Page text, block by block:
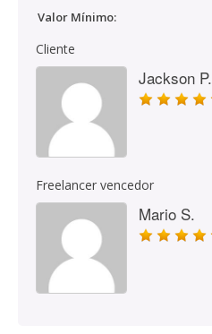
Valor Mínimo:
Cliente
Jackson P.
Freelancer vencedor
Mario S.